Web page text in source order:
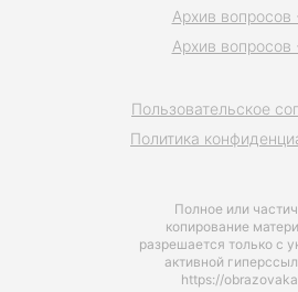
Полное или
копирование
разрешается только с
активной
https://
Пользовательское
Политика
Архив вопросов
Архив вопросов